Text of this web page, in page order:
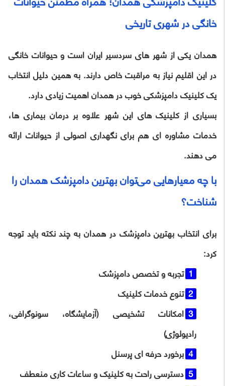
خانگی در شهری تاریخی
همدان یکی از شهر های سردسیر ایران است و حیوانات خانگی
در این اقلیم نیاز به مراقبت‌ خاص دارند. به همین دلیل انتخاب
یک کلینیک دامپزشکی خوب در همدان اهمیت زیادی دارد.
بسیاری از کلینیک ‌های این شهر علاوه‌ بر درمان بیماری‌ ها،
خدمات مشاوره‌ ای هم برای نگهداری اصولی از حیوانات ارائه
می ‌دهند.
با چه معیارهایی می‌توان بهترین دامپزشک همدان را
شناخت؟
برای انتخاب بهترین دامپزشک در همدان به چند نکته باید توجه
کرد:
تجربه و تخصص دامپزشک
تنوع خدمات کلینیک
امکانات تشخیصی (آزمایشگاه، سونوگرافی،
رادیولوژی)
برخورد حرفه ‌ای پرسنل
دسترسی راحت به کلینیک و ساعات کاری منعطف